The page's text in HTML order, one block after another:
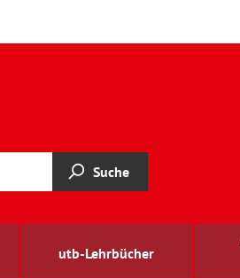
Suche
utb-Lehrbücher